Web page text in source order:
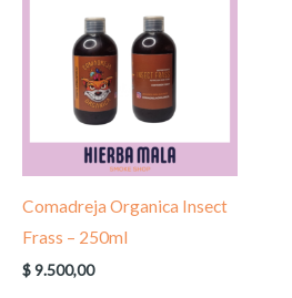
Comadreja Organica Insect
Frass – 250ml
$9.500,00